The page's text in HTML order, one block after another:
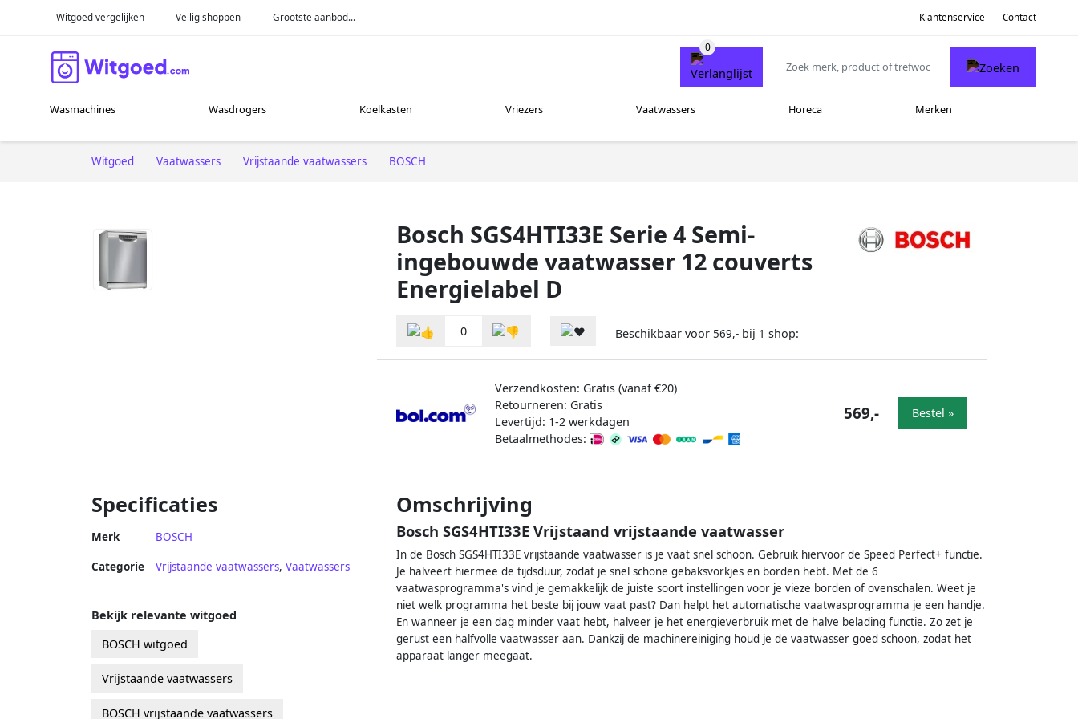
Witgoed vergelijken Veilig shoppen Grootste aanbod... Klantenservice Contact
Wasmachines Wasdrogers Koelkasten Vriezers Vaatwassers Horeca Merken
Witgoed Vaatwassers Vrijstaande vaatwassers BOSCH
Bosch SGS4HTI33E Serie 4 Semi-
ingebouwde vaatwasser 12 couverts
Energielabel D
0 Beschikbaar voor 569,- bij 1 shop:
Verzendkosten: Gratis (vanaf €20)
Retourneren: Gratis
Levertijd: 1-2 werkdagen
Betaalmethodes:
569,- Bestel »
Specificaties
Merk BOSCH
Categorie Vrijstaande vaatwassers, Vaatwassers
Omschrijving
Bosch SGS4HTI33E Vrijstaand vrijstaande vaatwasser
In de Bosch SGS4HTI33E vrijstaande vaatwasser is je vaat snel schoon. Gebruik hiervoor de Speed Perfect+ functie.
Je halveert hiermee de tijdsduur, zodat je snel schone gebaksvorkjes en borden hebt. Met de 6
vaatwasprogramma's vind je gemakkelijk de juiste soort instellingen voor je vieze borden of ovenschalen. Weet je
niet welk programma het beste bij jouw vaat past? Dan helpt het automatische vaatwasprogramma je een handje.
En wanneer je een dag minder vaat hebt, halveer je het energieverbruik met de halve belading functie. Zo zet je
gerust een halfvolle vaatwasser aan. Dankzij de machinereiniging houd je de vaatwasser goed schoon, zodat het
apparaat langer meegaat.
Bekijk relevante witgoed
BOSCH witgoed
Vrijstaande vaatwassers
BOSCH vrijstaande vaatwassers